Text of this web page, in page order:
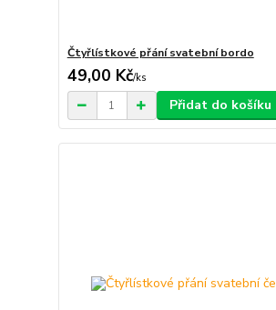
Čtyřlístkové přání svatební bordo
49,00 Kč/ks
Přidat do košíku